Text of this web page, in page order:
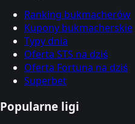
Ranking bukmacherów
Kupony bukmacherskie
Typy dnia
Oferta STS na dziś
Oferta Fortuna na dziś
Superbet
Popularne ligi